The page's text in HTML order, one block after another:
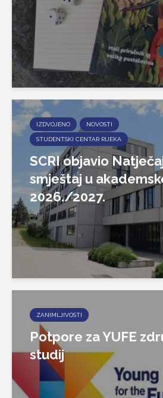
IZDVOJENO NOVOSTI
STUDENTSKI CENTAR RIJEKA
SCRI objavio
smještaj u
2026./2027.
ZANIMLJIVOSTI
Potpore za YUFE
studij